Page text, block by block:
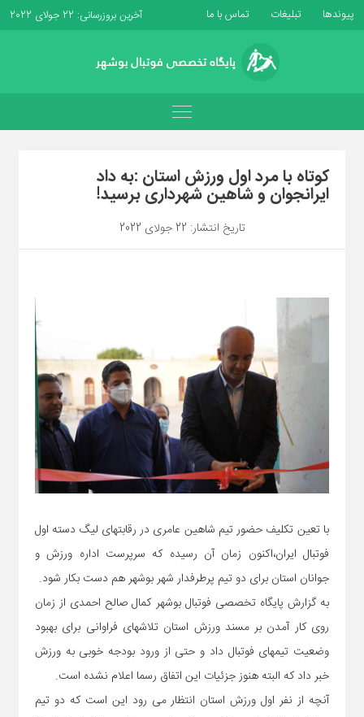
پیوندها تبلیغات تماس با ما آخرین بروزرسانی: 22 جولای 2022
کوتاه با مرد اول ورزش استان :به داد
ایرانجوان و شاهین شهرداری برسید!
تاریخ انتشار: 22 جولای 2022
با تعین تکلیف حضور تیم شاهین عامری در رقابتهای لیگ دسته اول
فوتبال ایران،اکنون زمان آن رسیده که سرپرست اداره ورزش و
جوانان استان برای دو تیم پرطرفدار شهر بوشهر هم دست بکار شود.
به گزارش پایگاه تخصصی فوتبال بوشهر کمال صالح احمدی از زمان
روی کار آمدن بر مسند ورزش استان تلاشهای فراوانی برای بهبود
وضعیت تیمهای فوتبال داد و حتی از ورود بودجه خوبی به ورزش
خبر داد که البته هنوز جزئیات این اتفاق رسما اعلام نشده است.
آنچه از نفر اول ورزش استان انتظار می رود این است که دو تیم